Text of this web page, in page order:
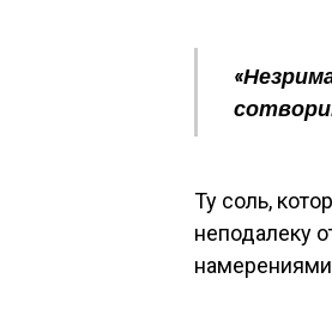
Ту соль,
неподалеку